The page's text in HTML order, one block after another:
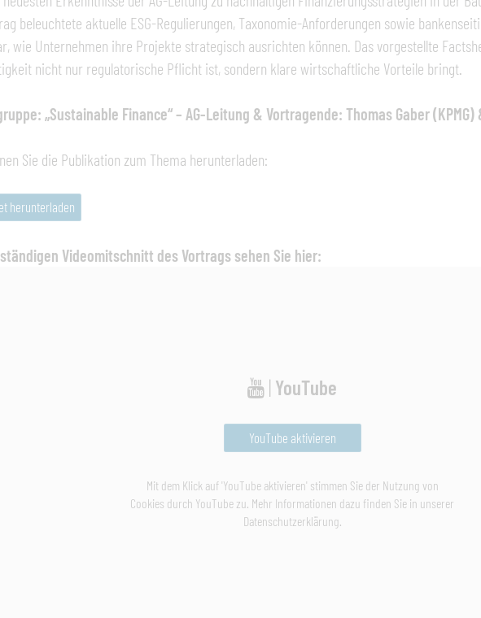
beleuchtete aktuelle ESG-Regulierungen, Taxonomie-Anforderungen sowie
wie Unternehmen ihre Projekte strategisch ausrichten können. Das vorgestellte
nicht nur regulatorische Pflicht ist, sondern klare wirtschaftliche Vorteile bringt.
„Sustainable Finance“ – AG-Leitung & Vortragende: Thomas Gaber (KPMG)
Sie die Publikation zum Thema herunterladen:
herunterladen
Videomitschnitt des Vortrags sehen Sie hier:
| YouTube
YouTube aktivieren
Mit dem Klick auf 'YouTube aktivieren' stimmen Sie der Nutzung von
Cookies durch YouTube zu. Mehr Informationen dazu finden Sie in unserer
Datenschutzerklärung.